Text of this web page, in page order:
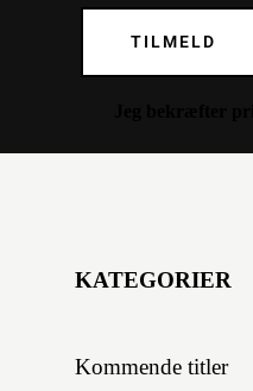
TILMELD
KATEGORIER
Kommende titler